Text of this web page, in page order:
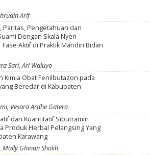
Arif
Paritas, Pengetahuan dan
Dengan Skala Nyeri
Fase Aktif di Praktik Mandiri Bidan
Sari, Ari Waluyo
Kimia Obat Fenilbutazon pada
Beredar di Kabupaten
Vesara Ardhe Gatera
dan Kuantitatif Sibutramin
Produk Herbal Pelangsing Yang
Karawang
Mally Ghinan Sholih